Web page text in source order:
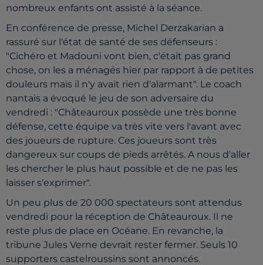
nombreux enfants ont assisté à la séance.
En conférence de presse, Michel Derzakarian a
rassuré sur l'état de santé de ses défenseurs :
"Cichéro et Madouni vont bien, c'était pas grand
chose, on les a ménagés hier par rapport à de petites
douleurs mais il n'y avait rien d'alarmant". Le coach
nantais a évoqué le jeu de son adversaire du
vendredi : "Châteauroux possède une très bonne
défense, cette équipe va très vite vers l'avant avec
des joueurs de rupture. Ces joueurs sont très
dangereux sur coups de pieds arrêtés. A nous d'aller
les chercher le plus haut possible et de ne pas les
laisser s'exprimer".
Un peu plus de 20 000 spectateurs sont attendus
vendredi pour la réception de Châteauroux. Il ne
reste plus de place en Océane. En revanche, la
tribune Jules Verne devrait rester fermer. Seuls 10
supporters castelroussins sont annoncés.